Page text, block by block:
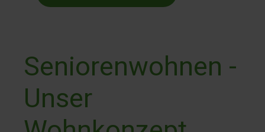
Seniorenwohnen -
Unser